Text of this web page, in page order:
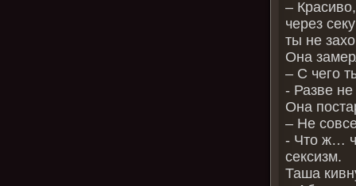
–
через
ты не
Она
– С чего
- Разве не
Она
– Не
- Что ж…
сексизм.
Таша